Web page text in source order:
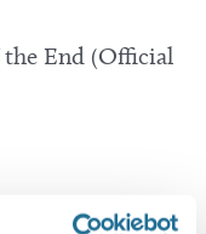
End (Official
the winter of